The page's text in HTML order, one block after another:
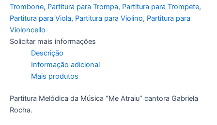
Trombone, Partitura para Trompa, Partitura para Trompete,
Partitura para Viola, Partitura para Violino, Partitura para
Violoncello
Solicitar mais informações
Descrição
Informação adicional
Mais produtos
Partitura Melódica da Música “Me Atraiu” cantora Gabriela
Rocha.